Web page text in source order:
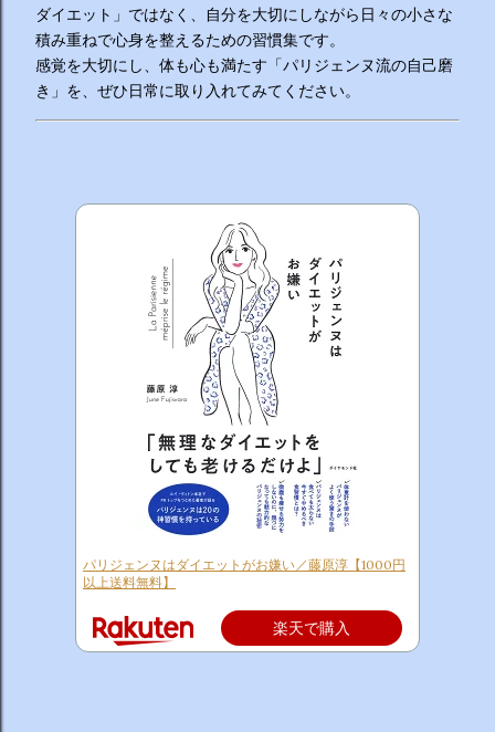
ダイエット」ではなく、自分を大切にしながら日々の小さな
積み重ねで心身を整えるための習慣集です。
感覚を大切にし、体も心も満たす「パリジェンヌ流の自己磨
き」を、ぜひ日常に取り入れてみてください。
パリジェンヌはダイエットがお嫌い／藤原淳【1000円
以上送料無料】
楽天で購入